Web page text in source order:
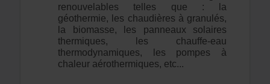
renouvelables telles que : la
géothermie, les chaudières à granulés,
la biomasse, les panneaux solaires
thermiques, les chauffe-eau
thermodynamiques, les pompes à
chaleur aérothermiques, etc...